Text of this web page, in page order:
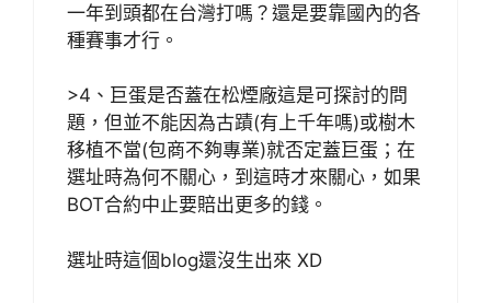
一年到頭都在台灣打嗎？還是要靠國內的各
種賽事才行。
>4、巨蛋是否蓋在松煙廠這是可探討的問
題，但並不能因為古蹟(有上千年嗎)或樹木
移植不當(包商不夠專業)就否定蓋巨蛋；在
選址時為何不關心，到這時才來關心，如果
BOT合約中止要賠出更多的錢。
選址時這個blog還沒生出來 XD